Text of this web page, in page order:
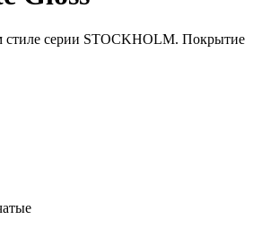
стиле серии STOCKHOLM. Покрытие